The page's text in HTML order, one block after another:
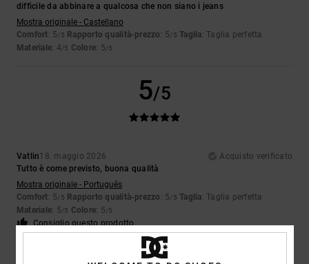
difficile da abbinare a qualcosa che non siano i jeans
Mostra originale - Castellano
Comfort: 5/5 Rapporto qualità-prezzo : 5/5 Taglia: Taglia perfetta
Materiale: 4/5 Colore: 5/5
5/5
Vatlin18. maggio 2026
Acquisto verificato
Tutto è come previsto, buona qualità
Mostra originale - Português
Comfort: 5/5 Rapporto qualità-prezzo : 5/5 Taglia: Taglia perfetta
Materiale: 5/5 Colore: 5/5
Consiglio questo prodotto